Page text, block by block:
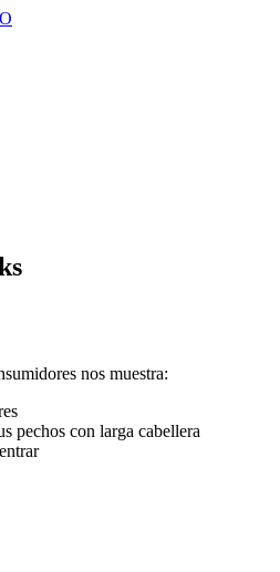
nos muestra:
pechos con larga cabellera